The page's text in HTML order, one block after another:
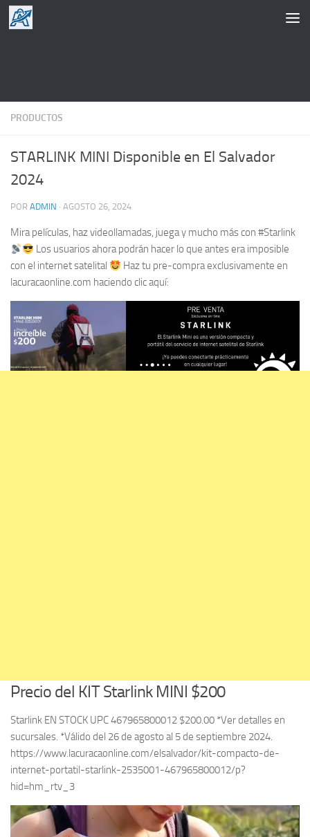
Saltar al contenido
PRODUCTOS
STARLINK MINI Disponible en El Salvador
2024
POR ADMIN · AGOSTO 26, 2024
Mira películas, haz videollamadas, juega y mucho más con #Starlink
Los usuarios ahora podrán hacer lo que antes era imposible
con el internet satelital
Haz tu pre-compra exclusivamente en
lacuracaonline.com haciendo clic aquí:
Precio del KIT Starlink MINI $200
Starlink EN STOCK UPC 467965800012 $200.00 *Ver detalles en
sucursales. *Válido del 26 de agosto al 5 de septiembre 2024.
https://www.lacuracaonline.com/elsalvador/kit-compacto-de-
internet-portatil-starlink-2535001-467965800012/p?
hid=hm_rtv_3